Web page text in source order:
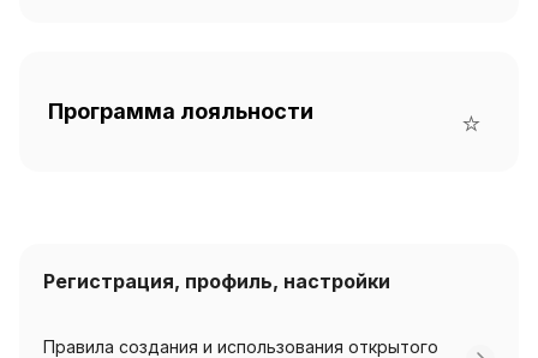
Программа лояльности ⭐
Регистрация, профиль, настройки
Правила создания и использования открытого